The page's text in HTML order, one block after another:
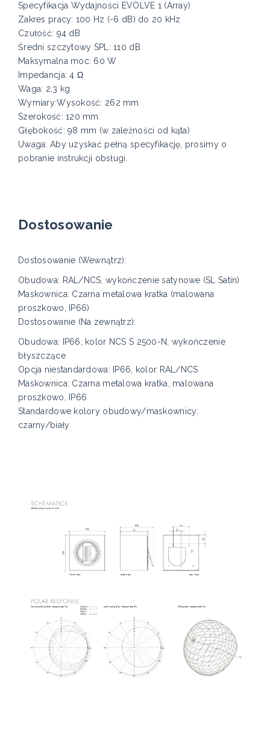
Specyfikacja Wydajności EVOLVE 1 (Array)
Zakres pracy: 100 Hz (-6 dB) do 20 kHz
Czułość: 94 dB
Średni szczytowy SPL: 110 dB
Maksymalna moc: 60 W
Impedancja: 4 Ω
Waga: 2,3 kg
Wymiary:Wysokość: 262 mm
Szerokość: 120 mm
Głębokość: 98 mm (w zależności od kąta)
Uwaga: Aby uzyskać pełną specyfikację, prosimy o
pobranie instrukcji obsługi.
Dostosowanie
Dostosowanie (Wewnątrz):
Obudowa: RAL/NCS, wykończenie satynowe (SL Satin)
Maskownica: Czarna metalowa kratka (malowana
proszkowo, IP66)
Dostosowanie (Na zewnątrz):
Obudowa: IP66, kolor NCS S 2500-N, wykończenie
błyszczące
Opcja niestandardowa: IP66, kolor RAL/NCS
Maskownica: Czarna metalowa kratka, malowana
proszkowo, IP66
Standardowe kolory obudowy/maskownicy:
czarny/biały